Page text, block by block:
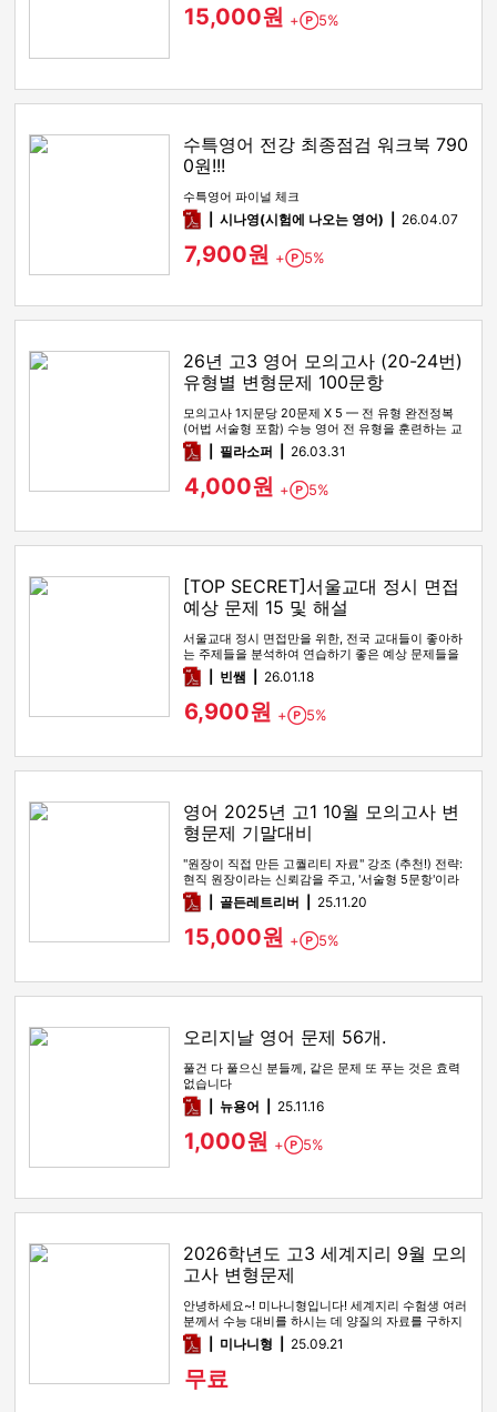
15,000원 + Point
5%
수특영어 전강 최종점검 워크북 790
0원!!!
수특영어 파이널 체크
pdf시나영(시험에 나오는 영어) 26.04.07
7,900원 + Point
5%
26년 고3 영어 모의고사 (20-24번)
유형별 변형문제 100문항
모의고사 1지문당 20문제 X 5 — 전 유형 완전정복
(어법 서술형 포함) 수능 영어 전 유형을 훈련하는 교
재입니다. 구성…
pdf필라소퍼 26.03.31
4,000원 + Point
5%
[TOP SECRET]서울교대 정시 면접
예상 문제 15 및 해설
서울교대 정시 면접만을 위한, 전국 교대들이 좋아하
는 주제들을 분석하여 연습하기 좋은 예상 문제들을
담았다!
pdf빈쌤 26.01.18
6,900원 + Point
5%
영어 2025년 고1 10월 모의고사 변
형문제 기말대비
"원장이 직접 만든 고퀄리티 자료" 강조 (추천!) 전략:
현직 원장이라는 신뢰감을 주고, '서술형 5문항'이라
는 압도적인 …
pdf골든레트리버 25.11.20
15,000원 + Point
5%
오리지날 영어 문제 56개.
풀건 다 풀으신 분들께, 같은 문제 또 푸는 것은 효력
없습니다
pdf뉴용어 25.11.16
1,000원 + Point
5%
2026학년도 고3 세계지리 9월 모의
고사 변형문제
안녕하세요~! 미나니형입니다! 세계지리 수험생 여러
분께서 수능 대비를 하시는 데 양질의 자료를 구하지
못하여 곤란할 일이 없…
pdf미나니형 25.09.21
무료